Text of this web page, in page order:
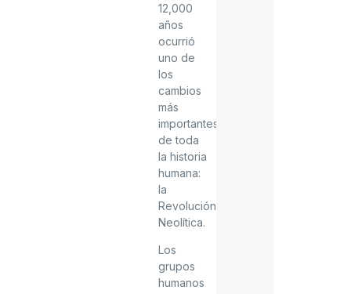
12,000
años
ocurrió
uno de
los
cambios
más
importantes
de toda
la historia
humana:
la
Revolución
Neolítica.
Los
grupos
humanos